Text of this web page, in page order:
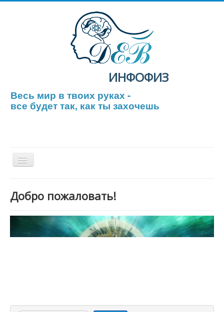
ИНФОФИЗ
Весь мир в твоих руках -
все будет так, как ты захочешь
Включить/
выключить
Тестирование
ЕГЭ по физике
ОГЭ по физике
Добро пожаловать!